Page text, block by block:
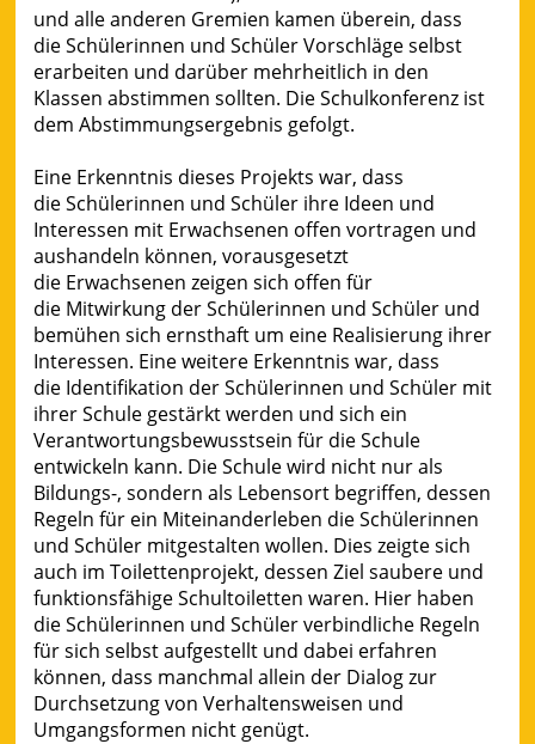
und alle anderen Gremien kamen überein, dass
die Schülerinnen und Schüler Vorschläge selbst
erarbeiten und darüber mehrheitlich in den
Klassen abstimmen sollten. Die Schulkonferenz ist
dem Abstimmungsergebnis gefolgt.
Eine Erkenntnis dieses Projekts war, dass
die Schülerinnen und Schüler ihre Ideen und
Interessen mit Erwachsenen offen vortragen und
aushandeln können, vorausgesetzt
die Erwachsenen zeigen sich offen für
die Mitwirkung der Schülerinnen und Schüler und
bemühen sich ernsthaft um eine Realisierung ihrer
Interessen. Eine weitere Erkenntnis war, dass
die Identifikation der Schülerinnen und Schüler mit
ihrer Schule gestärkt werden und sich ein
Verantwortungsbewusstsein für die Schule
entwickeln kann. Die Schule wird nicht nur als
Bildungs-, sondern als Lebensort begriffen, dessen
Regeln für ein Miteinanderleben die Schülerinnen
und Schüler mitgestalten wollen. Dies zeigte sich
auch im Toilettenprojekt, dessen Ziel saubere und
funktionsfähige Schultoiletten waren. Hier haben
die Schülerinnen und Schüler verbindliche Regeln
für sich selbst aufgestellt und dabei erfahren
können, dass manchmal allein der Dialog zur
Durchsetzung von Verhaltensweisen und
Umgangsformen nicht genügt.